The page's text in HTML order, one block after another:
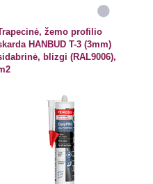
žemo profilio
HANBUD T-3 (3mm)
blizgi (RAL9006),